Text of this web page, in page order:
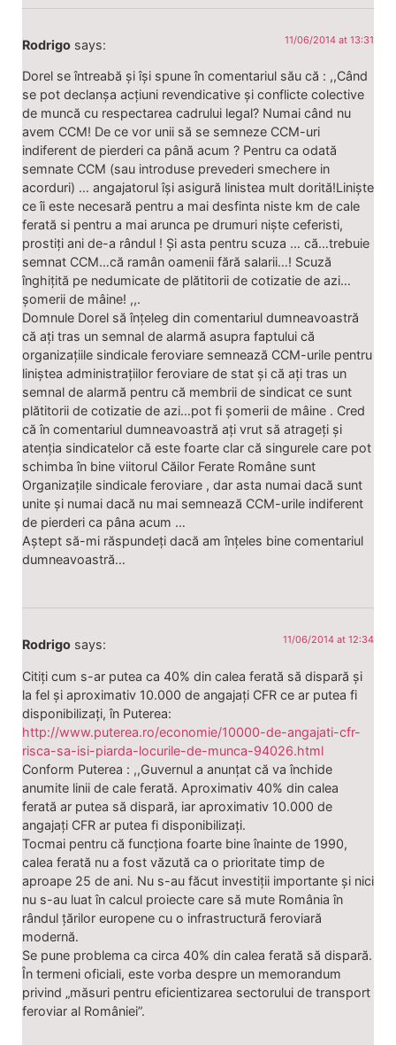
Rodrigo says: 11/06/2014 at 13:31
Dorel se întreabă și își spune în comentariul său că : ,,Când
se pot declanșa acțiuni revendicative și conflicte colective
de muncă cu respectarea cadrului legal? Numai când nu
avem CCM! De ce vor unii să se semneze CCM-uri
indiferent de pierderi ca până acum ? Pentru ca odată
semnate CCM (sau introduse prevederi smechere in
acorduri) … angajatorul își asigură linistea mult dorită!Liniște
ce îi este necesară pentru a mai desfinta niste km de cale
ferată si pentru a mai arunca pe drumuri niște ceferisti,
prostiți ani de-a rândul ! Și asta pentru scuza … că…trebuie
semnat CCM…că ramân oamenii fără salarii…! Scuză
înghițită pe nedumicate de plătitorii de cotizatie de azi…
șomerii de mâine! ,,.
Domnule Dorel să înțeleg din comentariul dumneavoastră
că ați tras un semnal de alarmă asupra faptului că
organizațiile sindicale feroviare semnează CCM-urile pentru
liniștea administrațiilor feroviare de stat și că ați tras un
semnal de alarmă pentru că membrii de sindicat ce sunt
plătitorii de cotizatie de azi…pot fi șomerii de mâine . Cred
că în comentariul dumneavoastră ați vrut să atrageți și
atenția sindicatelor că este foarte clar că singurele care pot
schimba în bine viitorul Căilor Ferate Române sunt
Organizațile sindicale feroviare , dar asta numai dacă sunt
unite și numai dacă nu mai semnează CCM-urile indiferent
de pierderi ca pâna acum …
Aștept să-mi răspundeți dacă am înțeles bine comentariul
dumneavoastră…
Rodrigo says: 11/06/2014 at 12:34
Citiți cum s-ar putea ca 40% din calea ferată să dispară și
la fel și aproximativ 10.000 de angajați CFR ce ar putea fi
disponibilizați, în Puterea:
http://www.puterea.ro/economie/10000-de-angajati-cfr-
risca-sa-isi-piarda-locurile-de-munca-94026.html
Conform Puterea : ,,Guvernul a anunțat că va închide
anumite linii de cale ferată. Aproximativ 40% din calea
ferată ar putea să dispară, iar aproximativ 10.000 de
angajați CFR ar putea fi disponibilizați.
Tocmai pentru că funcționa foarte bine înainte de 1990,
calea ferată nu a fost văzută ca o prioritate timp de
aproape 25 de ani. Nu s-au făcut investiții importante și nici
nu s-au luat în calcul proiecte care să mute România în
rândul țărilor europene cu o infrastructură feroviară
modernă.
Se pune problema ca circa 40% din calea ferată să dispară.
În termeni oficiali, este vorba despre un memorandum
privind „măsuri pentru eficientizarea sectorului de transport
feroviar al României”.